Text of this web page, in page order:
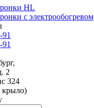
HL
с электрообогревом
2
324
крыло)